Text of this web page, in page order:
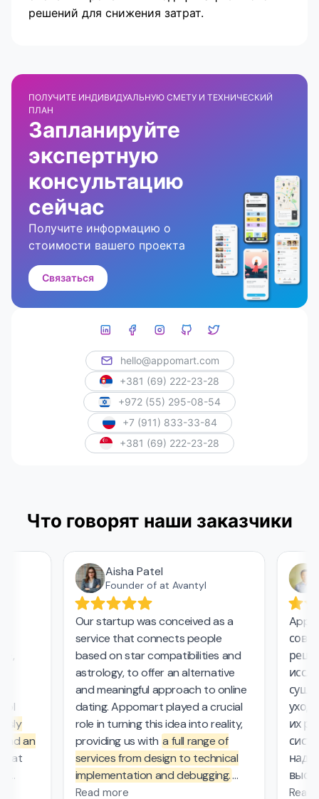
решений для снижения затрат.
ПОЛУЧИТЕ ИНДИВИДУАЛЬНУЮ СМЕТУ И ТЕХНИЧЕСКИЙ
ПЛАН
Запланируйте
экспертную
консультацию
сейчас
Получите информацию о
стоимости вашего проекта
Связаться
hello@appomart.com
+381 (69) 222-23-28
+972 (55) 295-08-54
+7 (911) 833-33-84
+381 (69) 222-23-28
Что говорят наши заказчики
an
Aisha Patel
Founder of at Avantyl
Our startup was conceived as a
service that connects people
based on star compatibilities and
astrology, to offer an alternative
and meaningful approach to online
dating. Appomart played a crucial
role in turning this idea into reality,
providing us witha full range of
services from design to technical
implementation and debugging.
They managed the complex
Read more
их
Read